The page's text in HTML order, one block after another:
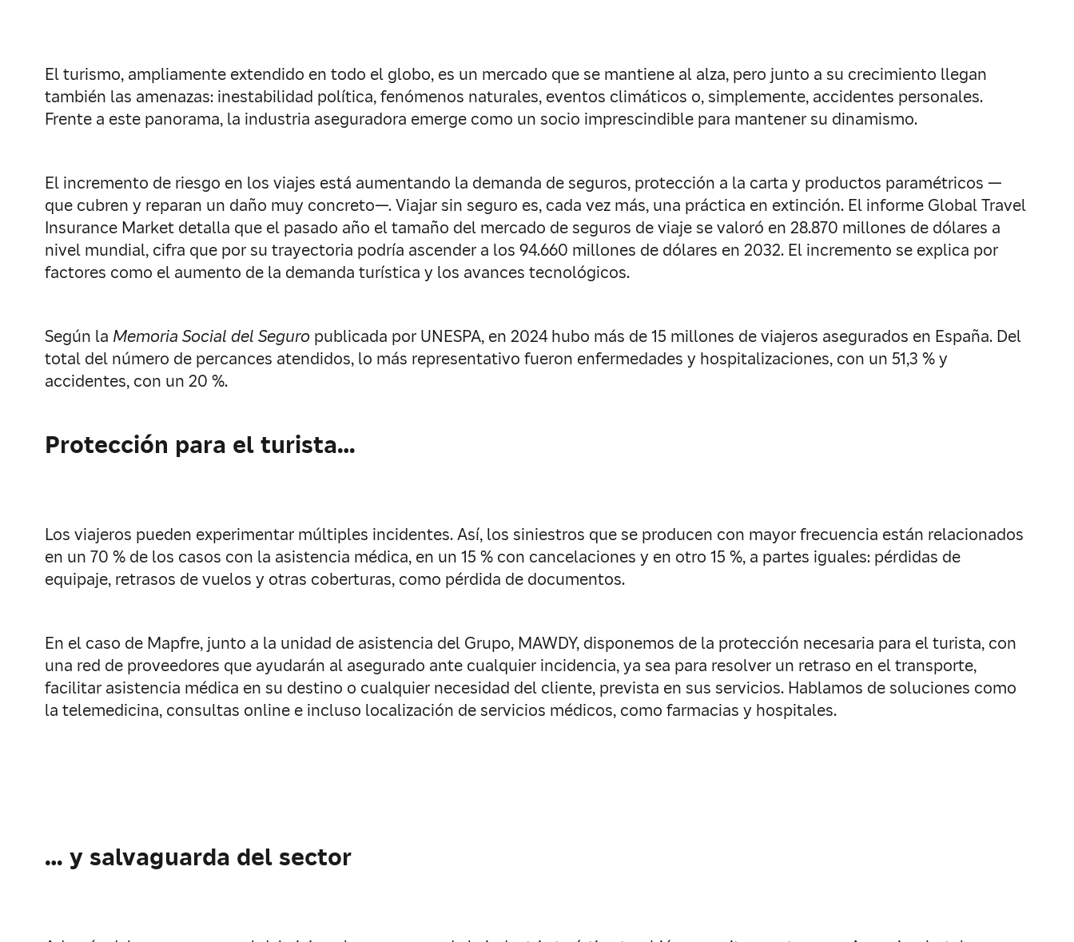
El turismo, ampliamente extendido en todo el globo, es un mercado que se mantiene al alza, pero junto a su crecimiento llegan
también las amenazas: inestabilidad política, fenómenos naturales, eventos climáticos o, simplemente, accidentes personales.
Frente a este panorama, la industria aseguradora emerge como un socio imprescindible para mantener su dinamismo.
El incremento de riesgo en los viajes está aumentando la demanda de seguros, protección a la carta y productos paramétricos —
que cubren y reparan un daño muy concreto—. Viajar sin seguro es, cada vez más, una práctica en extinción. El informe Global Travel
Insurance Market detalla que el pasado año el tamaño del mercado de seguros de viaje se valoró en 28.870 millones de dólares a
nivel mundial, cifra que por su trayectoria podría ascender a los 94.660 millones de dólares en 2032. El incremento se explica por
factores como el aumento de la demanda turística y los avances tecnológicos.
Según la Memoria Social del Seguro publicada por UNESPA, en 2024 hubo más de 15 millones de viajeros asegurados en España. Del
total del número de percances atendidos, lo más representativo fueron enfermedades y hospitalizaciones, con un 51,3 % y
accidentes, con un 20 %.
Protección para el turista…
Los viajeros pueden experimentar múltiples incidentes. Así, los siniestros que se producen con mayor frecuencia están relacionados
en un 70 % de los casos con la asistencia médica, en un 15 % con cancelaciones y en otro 15 %, a partes iguales: pérdidas de
equipaje, retrasos de vuelos y otras coberturas, como pérdida de documentos.
En el caso de Mapfre, junto a la unidad de asistencia del Grupo, MAWDY, disponemos de la protección necesaria para el turista, con
una red de proveedores que ayudarán al asegurado ante cualquier incidencia, ya sea para resolver un retraso en el transporte,
facilitar asistencia médica en su destino o cualquier necesidad del cliente, prevista en sus servicios. Hablamos de soluciones como
la telemedicina, consultas online e incluso localización de servicios médicos, como farmacias y hospitales.
… y salvaguarda del sector